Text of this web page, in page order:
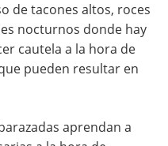
de tacones altos, roces
nocturnos donde hay
cautela a la hora de
pueden resultar en
aprendan a